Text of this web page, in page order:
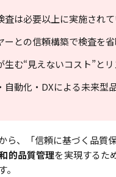
査は必要以上に実施され
ーとの信頼構築で検査を
む“見えないコスト”とリ
自動化・DXによる未来型
ら、「信頼に基づく品質
的品質管理を実現するた